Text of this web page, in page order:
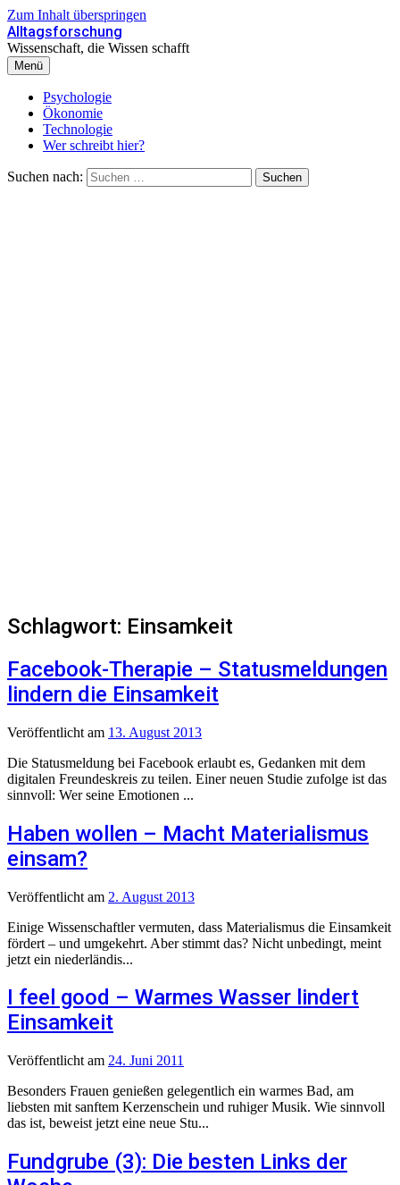
Zum Inhalt überspringen
Alltagsforschung
Wissenschaft, die Wissen schafft
Menü
Psychologie
Ökonomie
Technologie
Wer schreibt hier?
Suchen nach:
Schlagwort: Einsamkeit
Facebook-Therapie – Statusmeldungen
lindern die Einsamkeit
Veröffentlicht am 13. August 2013
Die Statusmeldung bei Facebook erlaubt es, Gedanken mit dem
digitalen Freundeskreis zu teilen. Einer neuen Studie zufolge ist das
sinnvoll: Wer seine Emotionen ...
Haben wollen – Macht Materialismus
einsam?
Veröffentlicht am 2. August 2013
Einige Wissenschaftler vermuten, dass Materialismus die Einsamkeit
fördert – und umgekehrt. Aber stimmt das? Nicht unbedingt, meint
jetzt ein niederländis...
I feel good – Warmes Wasser lindert
Einsamkeit
Veröffentlicht am 24. Juni 2011
Besonders Frauen genießen gelegentlich ein warmes Bad, am
liebsten mit sanftem Kerzenschein und ruhiger Musik. Wie sinnvoll
das ist, beweist jetzt eine neue Stu...
Fundgrube (3): Die besten Links der